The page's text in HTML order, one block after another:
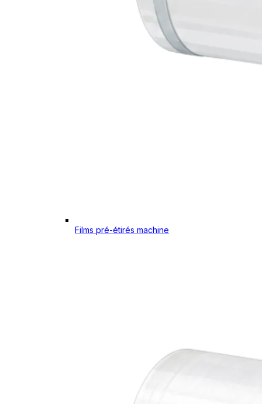
Films pré-étirés machine